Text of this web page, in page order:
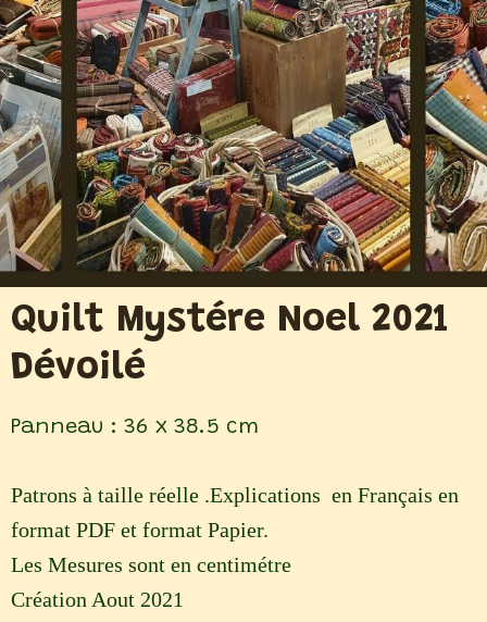
Quilt Mystére Noel 2021
Dévoilé
Panneau : 36 x 38.5 cm
Patrons à taille réelle .Explications en Français en
format PDF et format Papier.
Les Mesures sont en centimétre
Création Aout 2021